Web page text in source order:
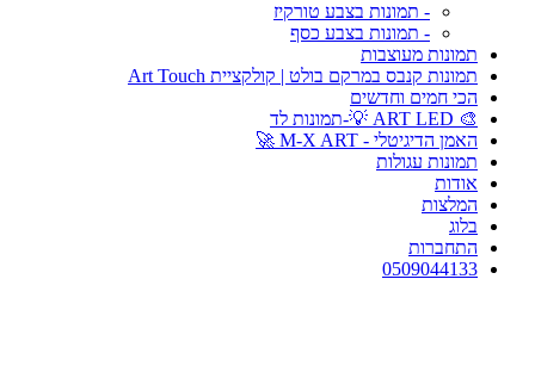
- תמונות בצבע טורקיז
- תמונות בצבע כסף
תמונות מעוצבות
תמונות קנבס במרקם בולט | קולקציית Art Touch
הכי חמים וחדשים
🎨 ART LED 💡-תמונות לד
האמן הדיגיטלי - M-X ART 🚀
תמונות עגולות
אודות
המלצות
בלוג
התחברות
0509044133